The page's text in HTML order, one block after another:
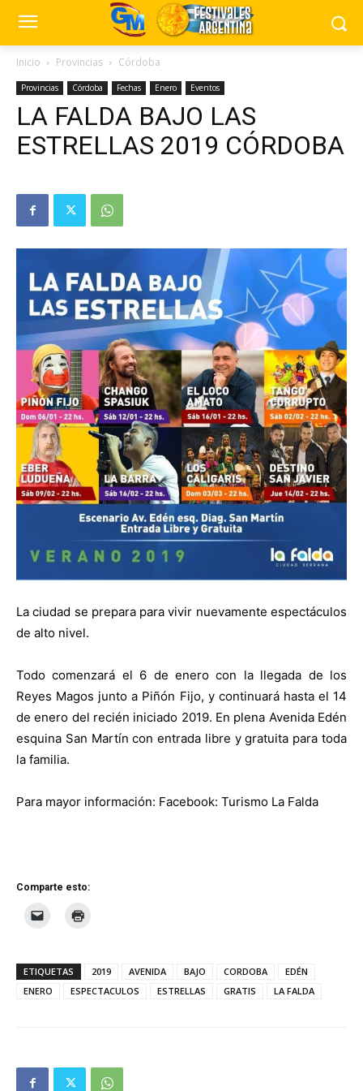
Inicio Provincias Córdoba
Provincias Córdoba Fechas Enero Eventos
LA FALDA BAJO LAS
ESTRELLAS 2019 CÓRDOBA
La ciudad se prepara para vivir nuevamente espectáculos
de alto nivel.
Todo comenzará el 6 de enero con la llegada de los
Reyes Magos junto a Piñón Fijo, y continuará hasta el 14
de enero del recién iniciado 2019. En plena Avenida Edén
esquina San Martín con entrada libre y gratuita para toda
la familia.
Para mayor información: Facebook: Turismo La Falda
Comparte esto:
ETIQUETAS 2019 AVENIDA BAJO CORDOBA
EDÉN
ENERO
ESPECTACULOS ESTRELLAS GRATIS LA FALDA